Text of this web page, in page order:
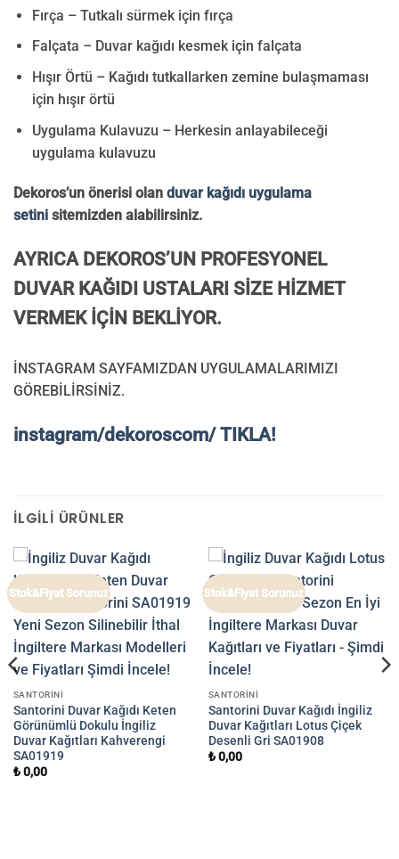
Fırça – Tutkalı sürmek için fırça
Falçata – Duvar kağıdı kesmek için falçata
Hışır Örtü – Kağıdı tutkallarken zemine bulaşmaması
için hışır örtü
Uygulama Kulavuzu – Herkesin anlayabileceği
uygulama kulavuzu
Dekoros’un önerisi olan duvar kağıdı uygulama
setini sitemizden alabilirsiniz.
AYRICA DEKOROS’UN PROFESYONEL
DUVAR KAĞIDI USTALARI SİZE HİZMET
VERMEK İÇİN BEKLİYOR.
İNSTAGRAM SAYFAMIZDAN UYGULAMALARIMIZI
GÖREBİLİRSİNİZ.
instagram/dekoroscom/ TIKLA!
İLGILI ÜRÜNLER
Stok&Fiyat Sorunuz
SANTORINI
Santorini Duvar Kağıdı Keten
Görünümlü Dokulu İngiliz
Duvar Kağıtları Kahverengi
SA01919
₺0,00
Stok&Fiyat Sorunuz
SANTORINI
Santorini Duvar Kağıdı İngiliz
Duvar Kağıtları Lotus Çiçek
Desenli Gri SA01908
₺0,00